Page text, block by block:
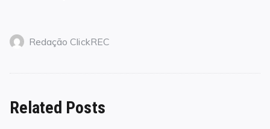
Redação ClickREC
Related Posts